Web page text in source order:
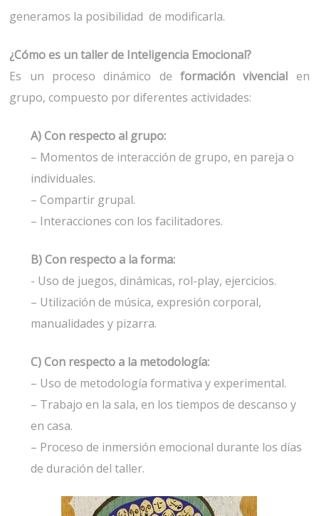
generamos la posibilidad de modificarla.
¿Cómo es un taller de Inteligencia Emocional?
Es un proceso dinámico de formación vivencial en
grupo, compuesto por diferentes actividades:
A) Con respecto al grupo:
– Momentos de interacción de grupo, en pareja o
individuales.
– Compartir grupal.
– Interacciones con los facilitadores.
B) Con respecto a la forma:
- Uso de juegos, dinámicas, rol-play, ejercicios.
– Utilización de música, expresión corporal,
manualidades y pizarra.
C) Con respecto a la metodología:
– Uso de metodología formativa y experimental.
– Trabajo en la sala, en los tiempos de descanso y
en casa.
– Proceso de inmersión emocional durante los días
de duración del taller.